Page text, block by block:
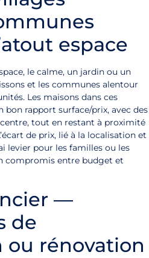
espace
le calme, un jardin ou un
et les communes alentour
Les maisons dans ces
rapport surface/prix, avec des
tout en restant à proximité
de prix, lié à la localisation et
levier pour les familles ou les
compromis entre budget et
—
de
rénovation